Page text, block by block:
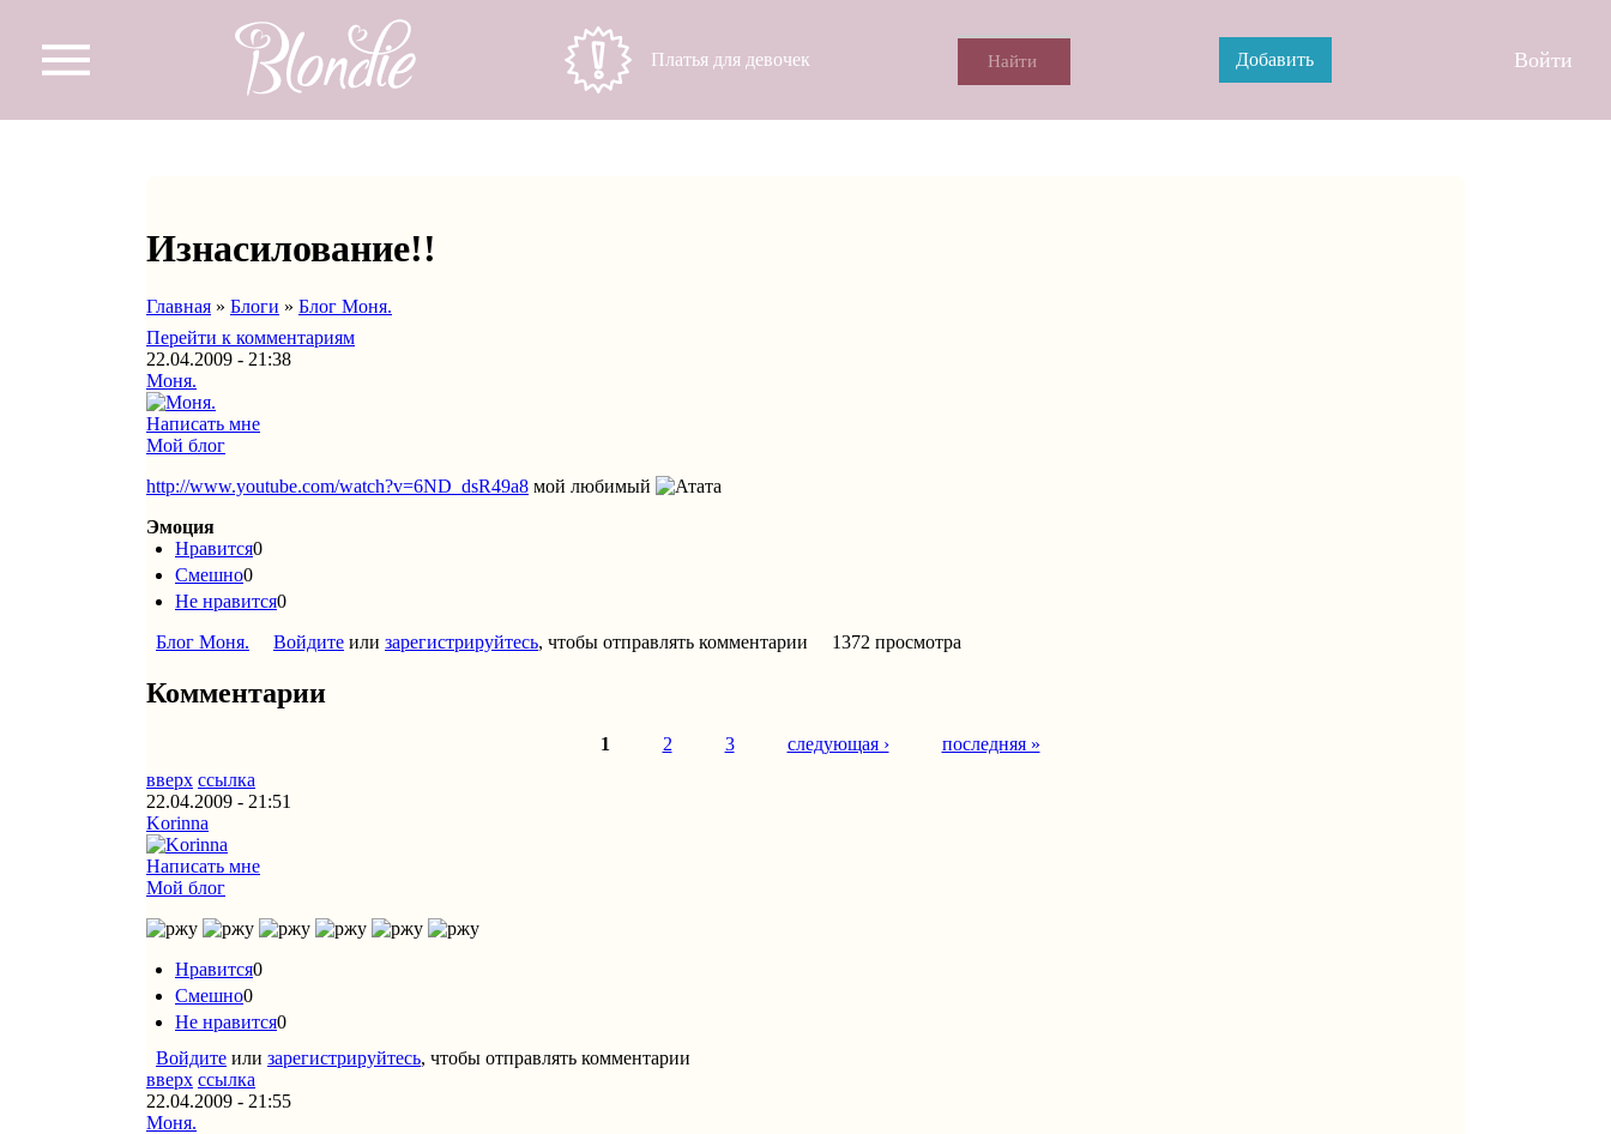
Перейти к основному содержанию
Платья для девочек
Добавить Войти
Изнасилование!!
Вы здесь
Главная » Блоги » Блог Моня.
Перейти к комментариям
22.04.2009 - 21:38
Моня.
Написать мне
Мой блог
http://www.youtube.com/watch?v=6ND_dsR49a8 мой любимый
Эмоция
Нравится0
Смешно0
Не нравится0
Блог Моня.
Войдите или зарегистрируйтесь, чтобы отправлять комментарии 1372 просмотра
Комментарии
Страницы
1 2 3 следующая ›
последняя »
вверх ссылка
22.04.2009 - 21:51
Korinna
Написать мне
Мой блог
Нравится0
Смешно0
Не нравится0
Войдите или зарегистрируйтесь, чтобы отправлять комментарии
вверх ссылка
22.04.2009 - 21:55
Моня.